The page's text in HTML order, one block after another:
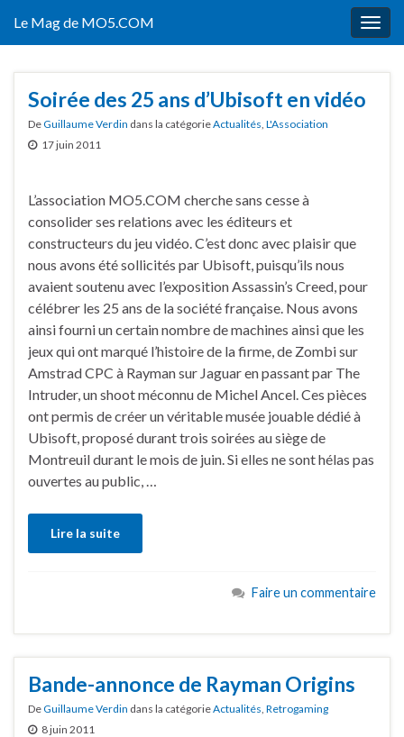
Le Mag de MO5.COM
Soirée des 25 ans d’Ubisoft en vidéo
DeGuillaume Verdin dans la catégorieActualités, L'Association
17 juin 2011
L’association MO5.COM cherche sans cesse à
consolider ses relations avec les éditeurs et
constructeurs du jeu vidéo. C’est donc avec plaisir que
nous avons été sollicités par Ubisoft, puisqu’ils nous
avaient soutenu avec l’exposition Assassin’s Creed, pour
célébrer les 25 ans de la société française. Nous avons
ainsi fourni un certain nombre de machines ainsi que les
jeux qui ont marqué l’histoire de la firme, de Zombi sur
Amstrad CPC à Rayman sur Jaguar en passant par The
Intruder, un shoot méconnu de Michel Ancel. Ces pièces
ont permis de créer un véritable musée jouable dédié à
Ubisoft, proposé durant trois soirées au siège de
Montreuil durant le mois de juin. Si elles ne sont hélas pas
ouvertes au public, …
Lire la suite
Faire un commentaire
Bande-annonce de Rayman Origins
DeGuillaume Verdin dans la catégorieActualités Retrogaming
8 juin 2011